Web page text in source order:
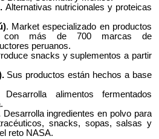
Alternativas nutricionales y proteicas
. Market especializado en productos
con más de 700 marcas de
peruanos.
snacks y suplementos a partir
Sus productos están hechos a base
Desarrolla alimentos fermentados
Desarrolla ingredientes en polvo para
snacks, sopas, salsas y
reto NASA.